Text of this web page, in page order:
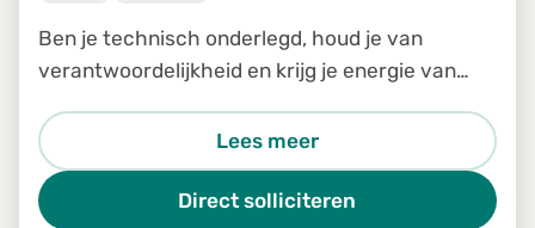
Ben je technisch onderlegd, houd je van
verantwoordelijkheid en krijg je energie van
functie van Proces Engineering iets voor jou.
Lees meer
Direct solliciteren